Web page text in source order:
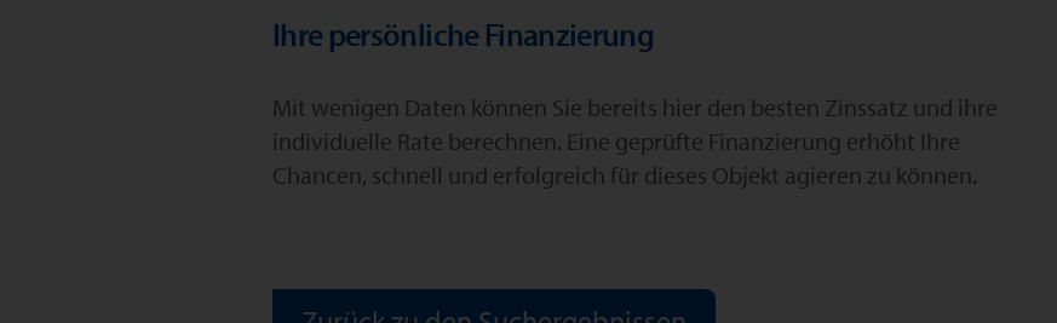
Ihre persönliche Finanzierung
Mit wenigen Daten können Sie bereits hier den besten Zinssatz und ihre
individuelle Rate berechnen. Eine geprüfte Finanzierung erhöht Ihre
Chancen, schnell und erfolgreich für dieses Objekt agieren zu können.